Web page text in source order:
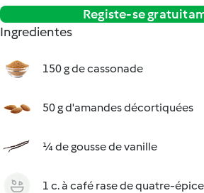
Registe-se
Ingredientes
150 g de cassonade
50 g d'amandes décortiquées
¼ de gousse de vanille
1 c. à café rase de quatre-